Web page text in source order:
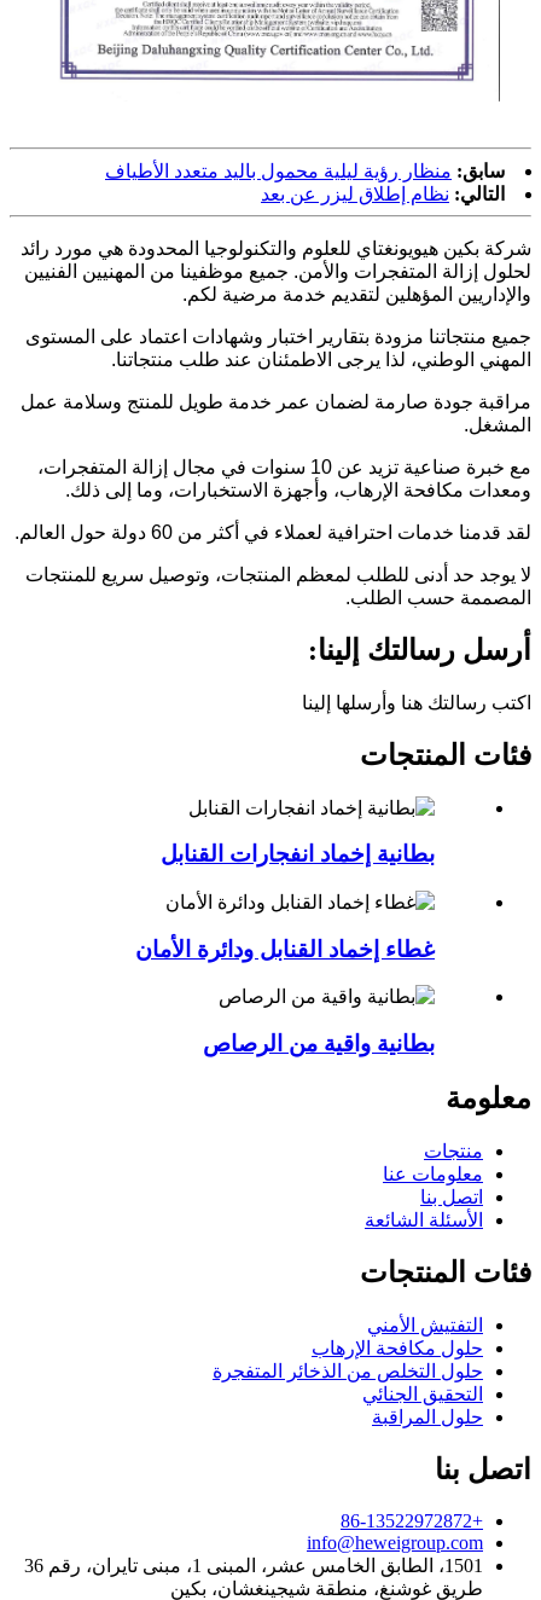
سابق: منظار رؤية ليلية محمول باليد متعدد الأطياف
التالي: نظام إطلاق ليزر عن بعد
شركة بكين هيويونغتاي للعلوم والتكنولوجيا المحدودة هي مورد رائد
لحلول إزالة المتفجرات والأمن. جميع موظفينا من المهنيين الفنيين
والإداريين المؤهلين لتقديم خدمة مرضية لكم.
جميع منتجاتنا مزودة بتقارير اختبار وشهادات اعتماد على المستوى
المهني الوطني، لذا يرجى الاطمئنان عند طلب منتجاتنا.
مراقبة جودة صارمة لضمان عمر خدمة طويل للمنتج وسلامة عمل
المشغل.
مع خبرة صناعية تزيد عن 10 سنوات في مجال إزالة المتفجرات،
ومعدات مكافحة الإرهاب، وأجهزة الاستخبارات، وما إلى ذلك.
لقد قدمنا ​​خدمات احترافية لعملاء في أكثر من 60 دولة حول العالم.
لا يوجد حد أدنى للطلب لمعظم المنتجات، وتوصيل سريع للمنتجات
المصممة حسب الطلب.
أرسل رسالتك إلينا:
اكتب رسالتك هنا وأرسلها إلينا
فئات المنتجات
بطانية إخماد انفجارات القنابل
غطاء إخماد القنابل ودائرة الأمان
بطانية واقية من الرصاص
معلومة
منتجات
معلومات عنا
اتصل بنا
الأسئلة الشائعة
فئات المنتجات
التفتيش الأمني
حلول مكافحة الإرهاب
حلول التخلص من الذخائر المتفجرة
التحقيق الجنائي
حلول المراقبة
اتصل بنا
+86-13522972872
info@heweigroup.com
1501، الطابق الخامس عشر، المبنى 1، مبنى تايران، رقم 36
طريق غوشنغ، منطقة شيجينغشان، بكين